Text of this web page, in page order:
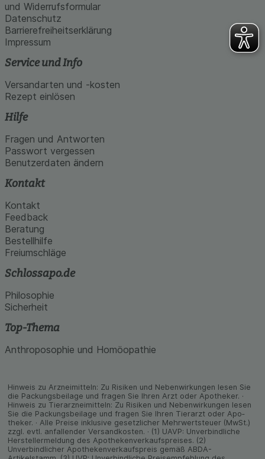
und Widerrufsformular
Datenschutz
Barrierefreiheitserklärung
Impressum
Service und Info
Versandarten und -kosten
Rezept einlösen
Hilfe
Fragen und Antworten
Passwort vergessen
Benutzerdaten ändern
Kontakt
Kontakt
Feedback
Beratung
Bestellhilfe
Freiumschläge
Schlossapo.de
Philosophie
Sicherheit
Top-Thema
Anthroposophie und Homöopathie
Hinweis zu Arzneimitteln: Zu Risiken und Neben­wirkungen lesen Sie
die Packungs­beilage und fragen Sie Ihren Arzt oder Apo­theker. ·
Hinweis zu Tier­arz­nei­mitteln: Zu Risiken und Neben­wirkungen lesen
Sie die Packungs­beilage und fragen Sie Ihren Tier­arzt oder Apo­
theker. · Alle Preise inklusive gesetz­licher Mehrwertsteuer (MwSt.)
zzgl. evtl. anfallender Versand­kosten. · (1) UAVP: Unverbindliche
Herstellermeldung des Apothekenverkaufspreises. (2)
Unverbindlicher Apothekenverkaufspreis gemäß ABDA-